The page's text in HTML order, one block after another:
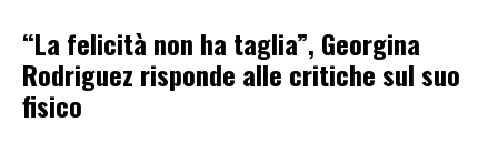
“La felicità non ha taglia”, Georgina
Rodriguez risponde alle critiche sul suo
fisico